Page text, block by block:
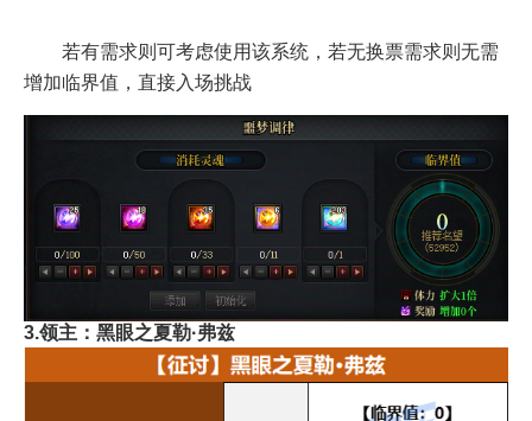
若有需求则可考虑使用该系统，若无换票需求则无需
增加临界值，直接入场挑战
3.领主：黑眼之夏勒·弗兹